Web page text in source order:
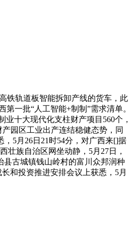
轨道板智能拆卸产线的货车，此
一批“人工智能+制制”需求清单。
十大现代化支柱财产项目560个，
园区工业出产连结稳健态势，同
5月26日21时54分，对广西来[]据
壮族自治区网坐动静，5月27日，
县古城镇钱山岭村的富川众邦润种
和投资推进安排会议上获悉，5月